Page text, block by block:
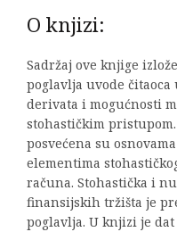
O knjizi:
Sadržaj ove knjige
poglavlja uvode
derivata i mogućnosti
stohastičkim
posvećena su
elementima
računa. Stohastička i
finansijskih tržišta je
poglavlja. U knjizi je